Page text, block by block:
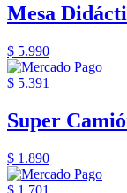
Mesa
$ 5.990
$ 5.391
Super
$ 1.890
$ 1.701